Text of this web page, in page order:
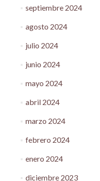
septiembre 2024
agosto 2024
julio 2024
junio 2024
mayo 2024
abril 2024
marzo 2024
febrero 2024
enero 2024
diciembre 2023